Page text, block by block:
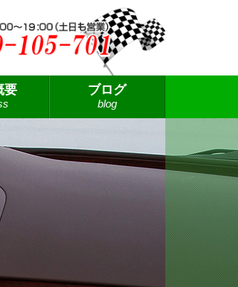
要 ブログ
blog